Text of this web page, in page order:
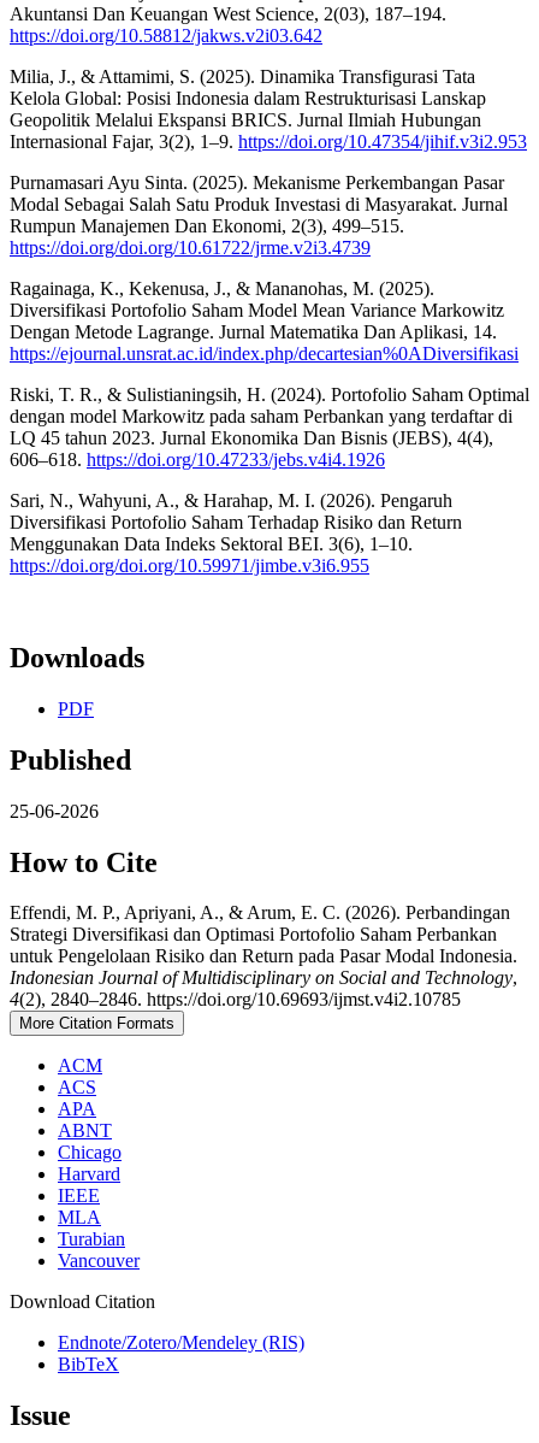
Akuntansi Dan Keuangan West Science, 2(03), 187–194.
https://doi.org/10.58812/jakws.v2i03.642
Milia, J., & Attamimi, S. (2025). Dinamika Transfigurasi Tata
Kelola Global: Posisi Indonesia dalam Restrukturisasi Lanskap
Geopolitik Melalui Ekspansi BRICS. Jurnal Ilmiah Hubungan
Internasional Fajar, 3(2), 1–9. https://doi.org/10.47354/jihif.v3i2.953
Purnamasari Ayu Sinta. (2025). Mekanisme Perkembangan Pasar
Modal Sebagai Salah Satu Produk Investasi di Masyarakat. Jurnal
Rumpun Manajemen Dan Ekonomi, 2(3), 499–515.
https://doi.org/doi.org/10.61722/jrme.v2i3.4739
Ragainaga, K., Kekenusa, J., & Mananohas, M. (2025).
Diversifikasi Portofolio Saham Model Mean Variance Markowitz
Dengan Metode Lagrange. Jurnal Matematika Dan Aplikasi, 14.
https://ejournal.unsrat.ac.id/index.php/decartesian%0ADiversifikasi
Riski, T. R., & Sulistianingsih, H. (2024). Portofolio Saham Optimal
dengan model Markowitz pada saham Perbankan yang terdaftar di
LQ 45 tahun 2023. Jurnal Ekonomika Dan Bisnis (JEBS), 4(4),
606–618. https://doi.org/10.47233/jebs.v4i4.1926
Sari, N., Wahyuni, A., & Harahap, M. I. (2026). Pengaruh
Diversifikasi Portofolio Saham Terhadap Risiko dan Return
Menggunakan Data Indeks Sektoral BEI. 3(6), 1–10.
https://doi.org/doi.org/10.59971/jimbe.v3i6.955
Downloads
PDF
Published
25-06-2026
How to Cite
Effendi, M. P., Apriyani, A., & Arum, E. C. (2026). Perbandingan
Strategi Diversifikasi dan Optimasi Portofolio Saham Perbankan
untuk Pengelolaan Risiko dan Return pada Pasar Modal Indonesia.
Indonesian Journal of Multidisciplinary on Social and Technology,
4(2), 2840–2846. https://doi.org/10.69693/ijmst.v4i2.10785
More Citation Formats
ACM
ACS
APA
ABNT
Chicago
Harvard
IEEE
MLA
Turabian
Vancouver
Download Citation
Endnote/Zotero/Mendeley (RIS)
BibTeX
Issue